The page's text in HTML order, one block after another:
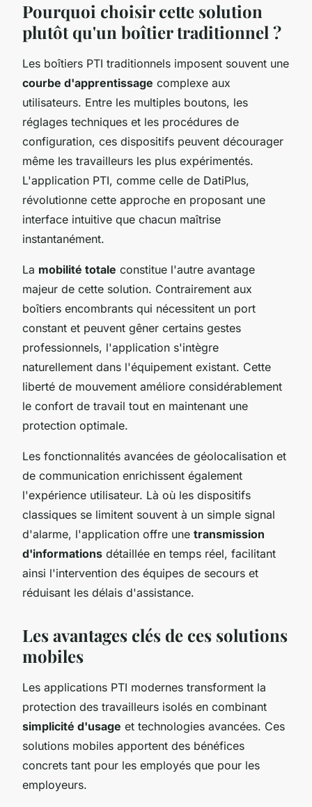
Pourquoi choisir cette solution
plutôt qu'un boîtier traditionnel ?
Les boîtiers PTI traditionnels imposent souvent une
courbe d'apprentissage complexe aux
utilisateurs. Entre les multiples boutons, les
réglages techniques et les procédures de
configuration, ces dispositifs peuvent décourager
même les travailleurs les plus expérimentés.
L'application PTI, comme celle de DatiPlus,
révolutionne cette approche en proposant une
interface intuitive que chacun maîtrise
instantanément.
La mobilité totale constitue l'autre avantage
majeur de cette solution. Contrairement aux
boîtiers encombrants qui nécessitent un port
constant et peuvent gêner certains gestes
professionnels, l'application s'intègre
naturellement dans l'équipement existant. Cette
liberté de mouvement améliore considérablement
le confort de travail tout en maintenant une
protection optimale.
Les fonctionnalités avancées de géolocalisation et
de communication enrichissent également
l'expérience utilisateur. Là où les dispositifs
classiques se limitent souvent à un simple signal
d'alarme, l'application offre une transmission
d'informations détaillée en temps réel, facilitant
ainsi l'intervention des équipes de secours et
réduisant les délais d'assistance.
Les avantages clés de ces solutions
mobiles
Les applications PTI modernes transforment la
protection des travailleurs isolés en combinant
simplicité d'usage et technologies avancées. Ces
solutions mobiles apportent des bénéfices
concrets tant pour les employés que pour les
employeurs.